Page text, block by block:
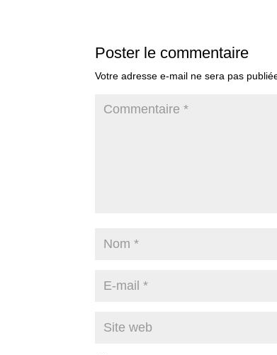
Poster le commentaire
Votre adresse e-mail ne sera pas